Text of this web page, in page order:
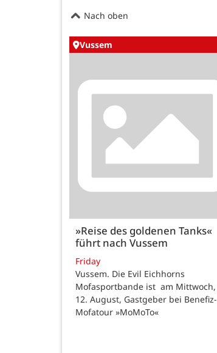
Nach oben
Vussem
»Reise des goldenen Tanks«
führt nach Vussem
Friday
Vussem. Die Evil Eichhorns
Mofasportbande ist am Mittwoch,
12. August, Gastgeber bei Benefiz-
Mofatour »MoMoTo«